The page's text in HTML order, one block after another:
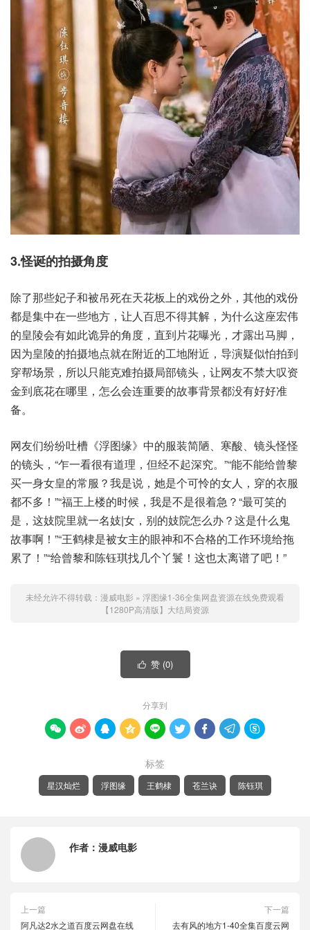
3.怪诞的拍摄角度
除了那些妃子和被吊死在天花板上的戏份之外，其他的戏份
都是集中在一些地方，让人百思不得其解，为什么这座宏伟
的皇陵会有如此诡异的角度，直到片花曝光，才露出马脚，
因为皇陵的拍摄地点就在附近的工地附近，导演疑似怕拍到
穿帮场景，所以只能克难拍摄局部镜头，让网友不禁大叹资
金到底花在哪里，怎么会连重要的故事背景都没有好好准
备。
网友们纷纷吐槽《浮图缘》中的服装简陋、寒酸、镜头怪怪
的镜头，“乍一看很有道理，但经不起深究。”“能不能给曾黎
买一身女皇的常服？我是说，她是个可怜的女人，穿的衣服
都不多！”“福王上楼的时候，我是不是很着急？“最可笑的
是，这妓院里就一名妓|女，别的妓院怎么办？这是什么鬼
故事啊！”“王鹤棣是被女主的眼神和不合格的工作环境给拖
累了！”“给曾黎和陈钰琪找几个丫鬟！这也太离谱了吧！”
未经允许不得转载： 漫威电影 » 浮图缘1-36全集网盘资源在线免费观看
【1280P高清版】大结局资源
 赞 (0)
分享到
        
标签
星汉灿烂 浮图缘 王鹤棣 苍兰诀 陈钰琪
作者： 漫威电影
上一篇
阿凡达2水之道百度云网盘在线
下一篇
去有风的地方1-40全集百度云网